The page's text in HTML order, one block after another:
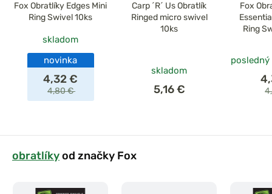
Fox Obratlíky Edges Mini
Ring Swivel 10ks
skladom
novinka
4,32 €
4,80 €
Carp ´R´ Us Obratlík
Ringed micro swivel
10ks
skladom
5,16 €
Fox
Ring
obratlíkyod značky Fox